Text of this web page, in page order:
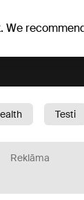
Testi
Reklāma